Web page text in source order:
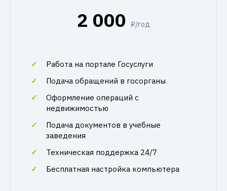
2 000 ₽/год
Работа на портале Госуслуги
Подача обращений в госорганы
Оформление операций с
недвижимостью
Подача документов в учебные
заведения
Техническая поддержка 24/7
Бесплатная настройка компьютера